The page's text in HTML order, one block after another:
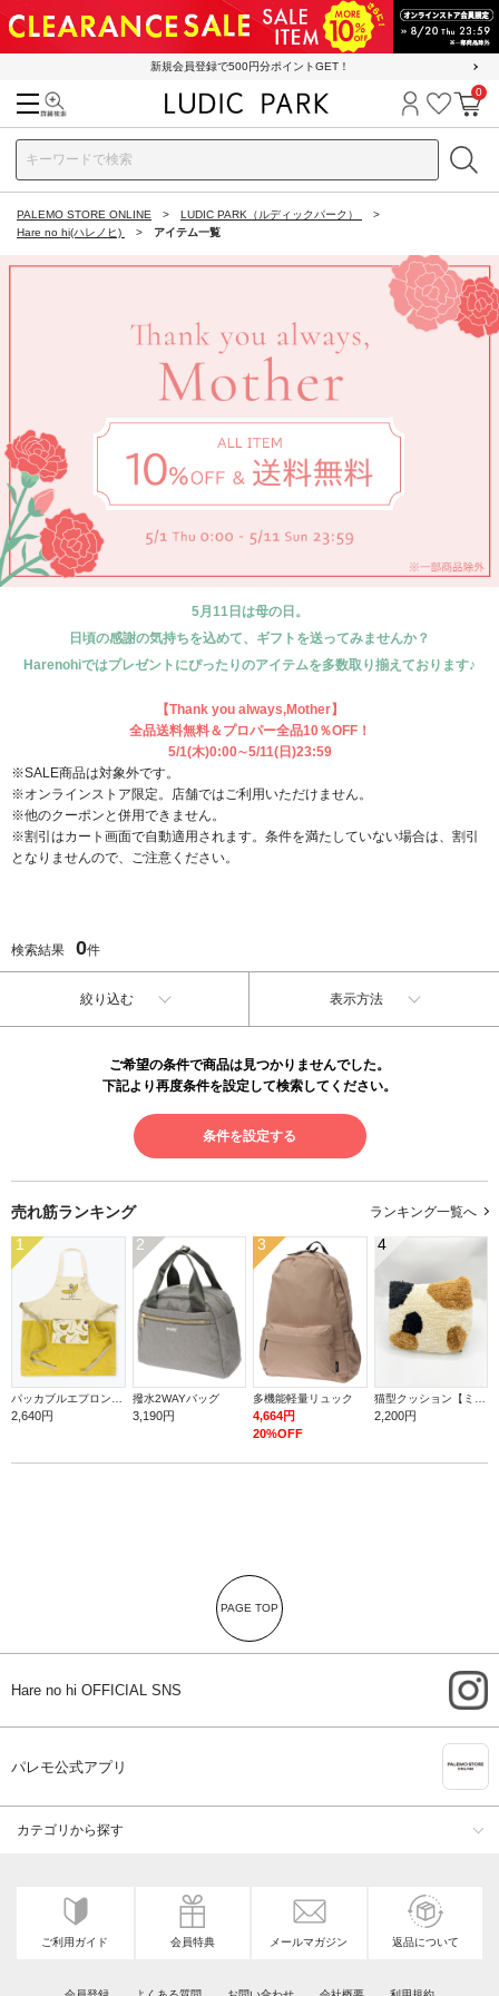
新規会員登録で500円分ポイントGET！
ログイン
お気に
カ
0
PALEMO STORE ONLINE
LUDIC PARK（ルディックパーク）
Hare no hi(ハレノヒ)
アイテム一覧
5月11日は母の日。
日頃の感謝の気持ちを込めて、ギフトを送ってみませんか？
Harenohiではプレゼントにぴったりのアイテムを多数取り揃えております♪
【Thank you always,Mother】
全品送料無料＆プロパー全品10％OFF！
5/1(木)0:00∼5/11(日)23:59
※SALE商品は対象外です。
※オンラインストア限定。店舗ではご利用いただけません。
※他のクーポンと併用できません。
※割引はカート画面で自動適用されます。条件を満たしていない場合は、割引
となりませんので、ご注意ください。
検索結果 0件
絞り込む 表示方法
ご希望の条件で商品は見つかりませんでした。
下記より再度条件を設定して検索してください。
条件を設定する
売れ筋ランキング ランキング一覧へ
1
パッカブルエプロン【バナナ】
2,640円
2
撥水2WAYバッグ
3,190円
3
多機能軽量リュック
4,664円
20%OFF
4
猫型クッション【ミケ】
2,200円
PAGE TOP
Hare no hi OFFICIAL SNS
パレモ公式アプリ
カテゴリから探す
ご利用ガイド 会員特典 メールマガジン 返品について